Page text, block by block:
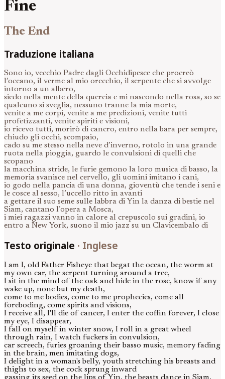
Fine
The End
Traduzione italiana
Sono io, vecchio Padre dagli Occhidipesce che procreò
l’oceano, il verme al mio orecchio, il serpente che si avvolge
intorno a un albero,
siedo nella mente della quercia e mi nascondo nella rosa, so se
qualcuno si sveglia, nessuno tranne la mia morte,
venite a me corpi, venite a me predizioni, venite tutti
profetizzanti, venite spiriti e visioni,
io ricevo tutti, morirò di cancro, entro nella bara per sempre,
chiudo gli occhi, scompaio,
cado su me stesso nella neve d’inverno, rotolo in una grande
ruota nella pioggia, guardo le convulsioni di quelli che
scopano
la macchina stride, le furie gemono la loro musica di basso, la
memoria svanisce nel cervello, gli uomini imitano i cani,
io godo nella pancia di una donna, gioventù che tende i seni e
le cosce al sesso, l’uccello ritto in avanti
a gettare il suo seme sulle labbra di Yin la danza di bestie nel
Siam, cantano l’opera a Mosca,
i miei ragazzi vanno in calore al crepuscolo sui gradini, io
entro a New York, suono il mio jazz su un Clavicembalo di
Testo originale · Inglese
I am I, old Father Fisheye that begat the ocean, the worm at
my own car, the serpent turning around a tree,
I sit in the mind of the oak and hide in the rose, know if any
wake up, none but my death,
come to me bodies, come to me prophecies, come all
foreboding, come spirits and visions,
I receive all, I'll die of cancer, I enter the coffin forever, I close
my eye, I disappear,
I fall on myself in winter snow, I roll in a great wheel
through rain, I watch fuckers in convulsion,
car screech, furies groaning their basso music, memory fading
in the brain, men imitating dogs,
I delight in a woman's belly, youth stretching his breasts and
thighs to sex, the cock sprung inward